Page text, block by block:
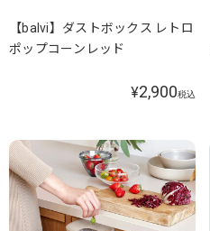
【balvi】ダストボックス レトロ
ポップコーンレッド
¥2,900税込